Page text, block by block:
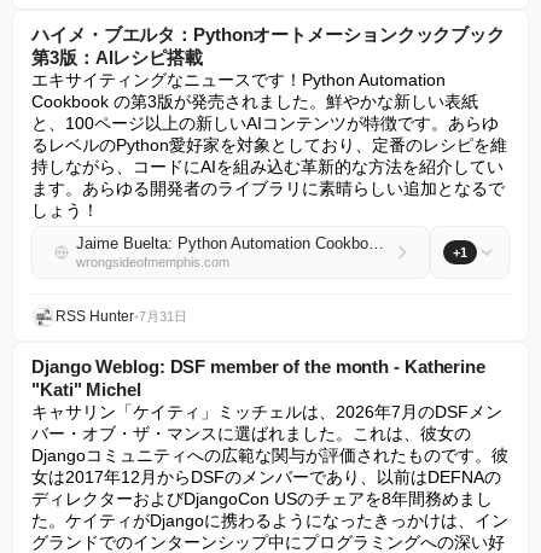
ハイメ・ブエルタ：Pythonオートメーションクックブック
第3版：AIレシピ搭載
エキサイティングなニュースです！Python Automation
Cookbook の第3版が発売されました。鮮やかな新しい表紙
と、100ページ以上の新しいAIコンテンツが特徴です。あらゆ
るレベルのPython愛好家を対象としており、定番のレシピを維
持しながら、コードにAIを組み込む革新的な方法を紹介してい
ます。あらゆる開発者のライブラリに素晴らしい追加となるで
しょう！
Jaime Buelta: Python Automation Cookbook 3rd edition: now with AI recipes.
wrongsideofmemphis.com
+1
RSS Hunter•7月31日
Django Weblog: DSF member of the month - Katherine
"Kati" Michel
キャサリン「ケイティ」ミッチェルは、2026年7月のDSFメン
バー・オブ・ザ・マンスに選ばれました。これは、彼女の
Djangoコミュニティへの広範な関与が評価されたものです。彼
女は2017年12月からDSFのメンバーであり、以前はDEFNAの
ディレクターおよびDjangoCon USのチェアを8年間務めまし
た。ケイティがDjangoに携わるようになったきっかけは、イン
グランドでのインターンシップ中にプログラミングへの深い好